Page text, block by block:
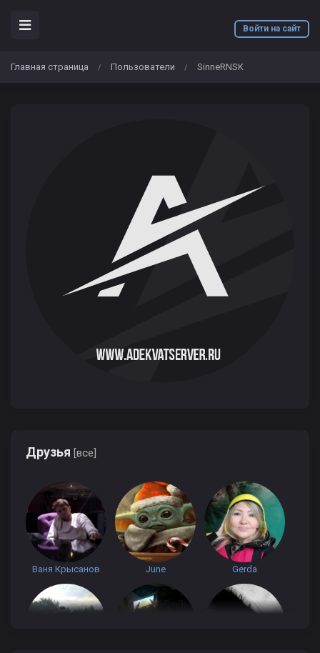
Войти на сайт
Главная страница / Пользователи / SinneRNSK
Друзья [все]
Ваня Крысанов June Gerda